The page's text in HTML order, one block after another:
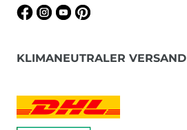
KLIMANEUTRALER VERSAND